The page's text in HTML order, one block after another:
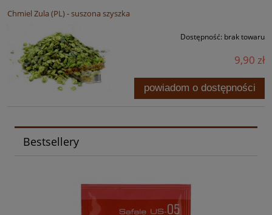
Chmiel Zula (PL) - suszona szyszka
Dostępność: brak towaru
9,90 zł
powiadom o dostępności
Bestsellery